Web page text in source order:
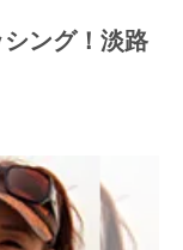
ング！淡路